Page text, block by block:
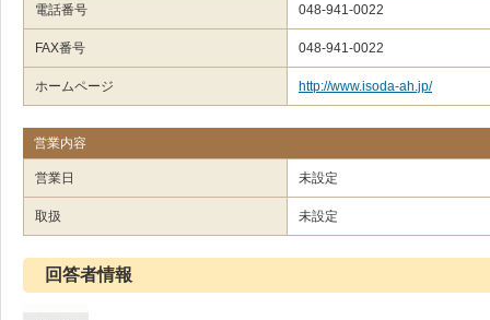
電話番号 048-941-0022
FAX番号 048-941-0022
ホームページ http://www.isoda-ah.jp/
営業内容
営業日 未設定
取扱 未設定
回答者情報